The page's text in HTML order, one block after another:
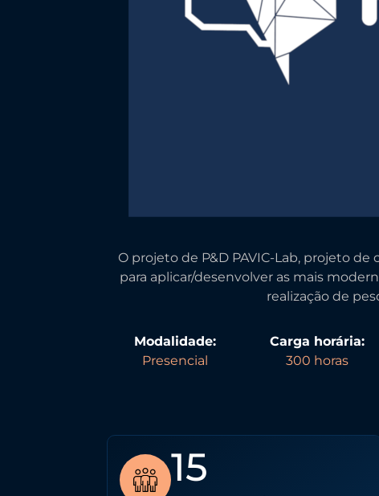
O projeto de P&D PAVIC-Lab, projeto
para aplicar/desenvolver as mais
realização de
Modalidade:
Presencial
Carga horária:
300 horas
15